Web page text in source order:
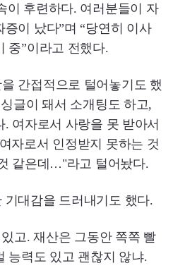
이 후련하다. 여러분들이 자
이 났다”며 “당연히 이사
중”이라고 전했다.
간접적으로 털어놓기도 했
글이 돼서 소개팅도 하고,
여자로서 사랑을 못 받아서
자로서 인정받지 못하는 것
같은데…"라고 털어놨다.
기대감을 드러내기도 했다.
고. 재산은 그동안 쪽쪽 빨
능력도 있고 괜찮지 않냐.